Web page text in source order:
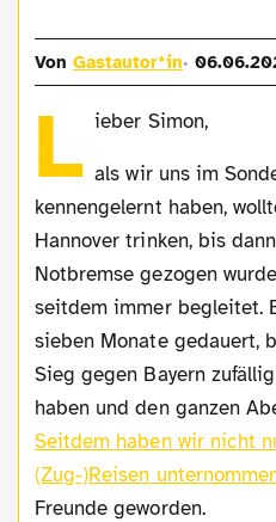
VonGastautor*in
L ieber Simon,
als wir uns im Sonderzug nach Berlin 2016
kennengelernt haben,
Hannover trinken, bis
Notbremse gezogen
seitdem immer begleitet.
sieben Monate gedauert,
Sieg gegen Bayern
haben und den ganzen
Seitdem haben wir nicht
(Zug-)Reisen
Freunde geworden.